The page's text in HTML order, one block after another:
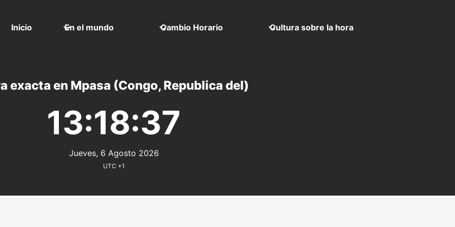
Inicio En el mundo Cambio Horario Cultura sobre la hora
exacta en Mpasa (Congo, Republica del)
13:18:37
Jueves, 6 Agosto 2026
UTC +1